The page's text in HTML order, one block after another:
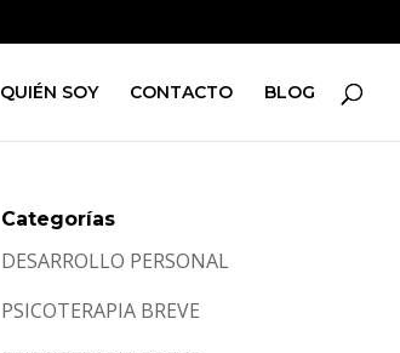
QUIÉN SOY CONTACTO BLOG
Categorías
DESARROLLO PERSONAL
PSICOTERAPIA BREVE